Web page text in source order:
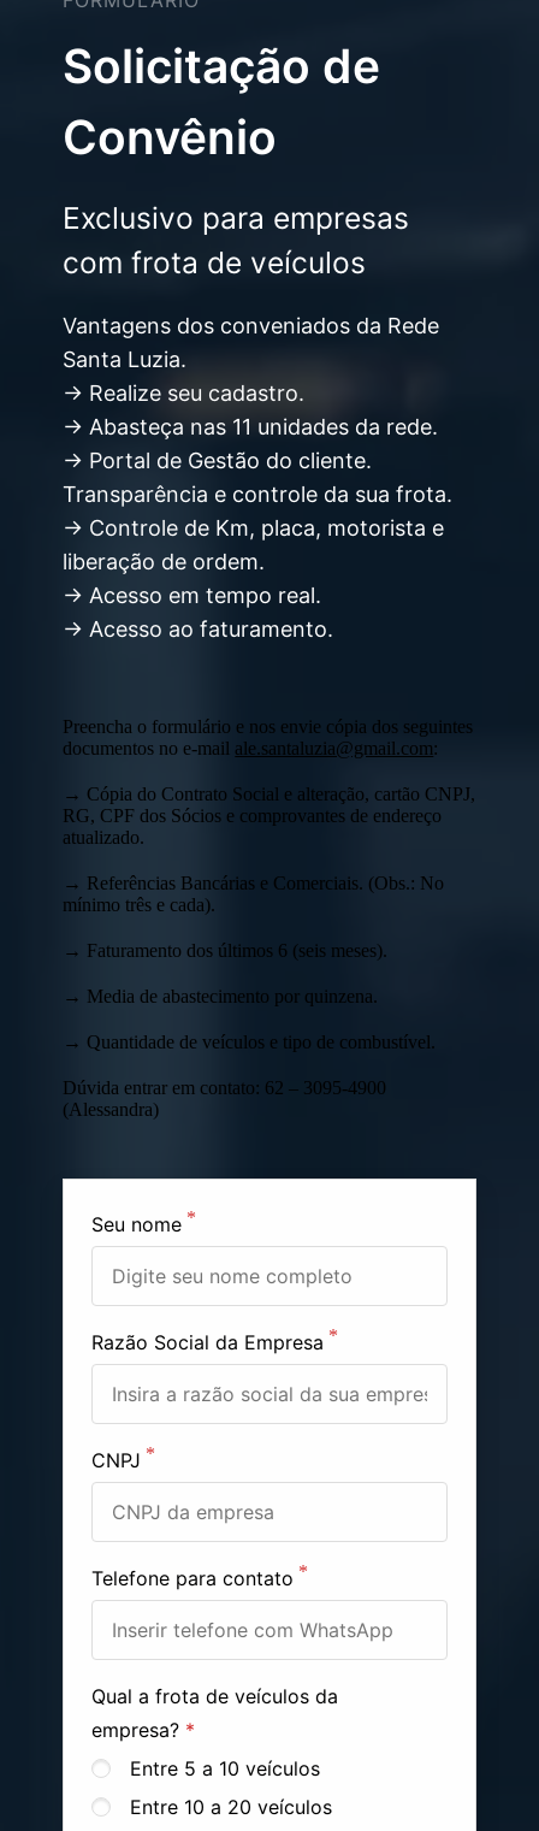
Solicitação de
Convênio
Exclusivo para empresas
com frota de veículos
Vantagens dos conveniados da Rede
Santa Luzia.
→ Realize seu cadastro.
→ Abasteça nas 11 unidades da rede.
→ Portal de Gestão do cliente.
Transparência e controle da sua frota.
→ Controle de Km, placa, motorista e
liberação de ordem.
→ Acesso em tempo real.
→ Acesso ao faturamento.
Preencha o formulário e nos envie cópia dos seguintes
documentos no e-mail ale.santaluzia@gmail.com:
→ Cópia do Contrato Social e alteração, cartão CNPJ,
RG, CPF dos Sócios e comprovantes de endereço
atualizado.
→ Referências Bancárias e Comerciais. (Obs.: No
mínimo três e cada).
→ Faturamento dos últimos 6 (seis meses).
→ Media de abastecimento por quinzena.
→ Quantidade de veículos e tipo de combustível.
Dúvida entrar em contato: 62 – 3095-4900
(Alessandra)
Seu nome
Razão Social da Empresa
CNPJ
Telefone para contato
Qual a frota de veículos da
empresa?
Entre 5 a 10 veículos
Entre 10 a 20 veículos